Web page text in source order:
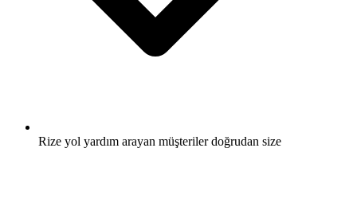
Rize yol yardım arayan müşteriler doğrudan size